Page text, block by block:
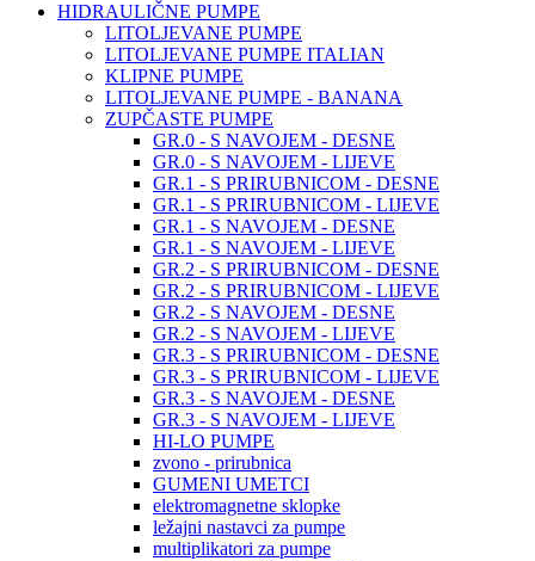
HIDRAULIČNE PUMPE
LITOLJEVANE PUMPE
LITOLJEVANE PUMPE ITALIAN
KLIPNE PUMPE
LITOLJEVANE PUMPE - BANANA
ZUPČASTE PUMPE
GR.0 - S NAVOJEM - DESNE
GR.0 - S NAVOJEM - LIJEVE
GR.1 - S PRIRUBNICOM - DESNE
GR.1 - S PRIRUBNICOM - LIJEVE
GR.1 - S NAVOJEM - DESNE
GR.1 - S NAVOJEM - LIJEVE
GR.2 - S PRIRUBNICOM - DESNE
GR.2 - S PRIRUBNICOM - LIJEVE
GR.2 - S NAVOJEM - DESNE
GR.2 - S NAVOJEM - LIJEVE
GR.3 - S PRIRUBNICOM - DESNE
GR.3 - S PRIRUBNICOM - LIJEVE
GR.3 - S NAVOJEM - DESNE
GR.3 - S NAVOJEM - LIJEVE
HI-LO PUMPE
zvono - prirubnica
GUMENI UMETCI
elektromagnetne sklopke
ležajni nastavci za pumpe
multiplikatori za pumpe